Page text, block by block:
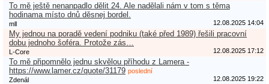
To mě ještě nenanpadlo dělit 24. Ale nadělali nám v tom s těma
hodinama místo dnů děsnej bordel.
mll 12.08.2025 14:04
My jednou na poradě vedení podniku (také před 1989) řešili pracovní
dobu jednoho šoféra. Protože zás…
L-Core 12.08.2025 17:12
To mě připomnělo jednu skvělou příhodu z Lamera -
https://www.lamer.cz/quote/31179 poslední
Zdenál
12.08.2025 19:22